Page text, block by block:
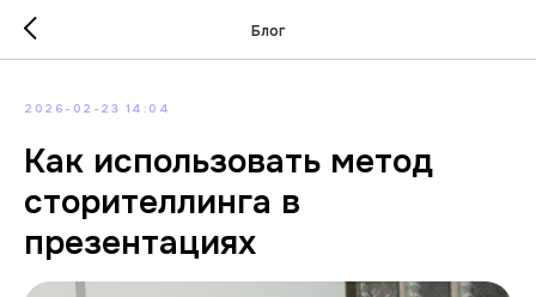
Блог
2026-02-23 14:04
Как использовать метод
сторителлинга в
презентациях